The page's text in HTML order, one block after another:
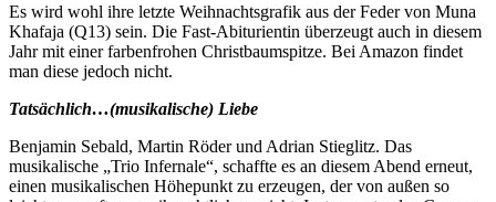
Es wird wohl ihre letzte Weihnachtsgrafik aus der Feder von Muna
Khafaja (Q13) sein. Die Fast-Abiturientin überzeugt auch in diesem
Jahr mit einer farbenfrohen Christbaumspitze. Bei Amazon findet
man diese jedoch nicht.
Tatsächlich…(musikalische) Liebe
Benjamin Sebald, Martin Röder und Adrian Stieglitz. Das
musikalische „Trio Infernale“, schaffte es an diesem Abend erneut,
einen musikalischen Höhepunkt zu erzeugen, der von außen so